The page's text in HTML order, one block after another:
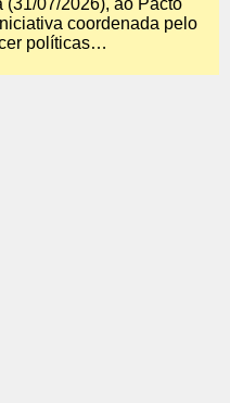
(31/07/2026), ao Pacto
coordenada pelo
políticas…